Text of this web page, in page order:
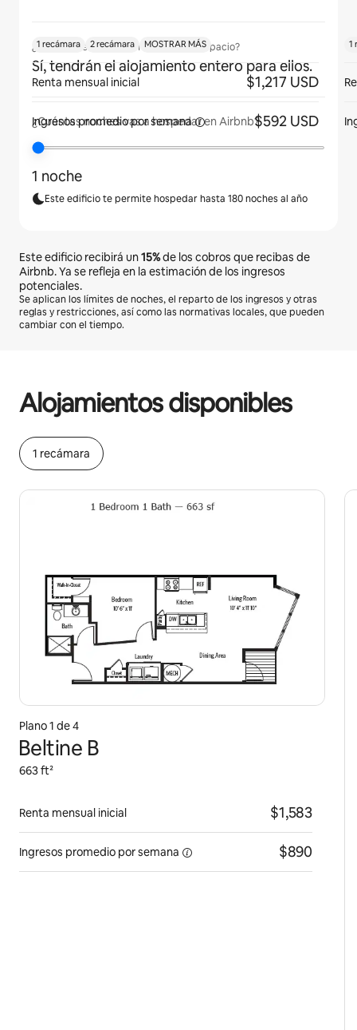
¿Los huéspedes podrán usar todo el espacio?
Sí, tendrán el alojamiento entero para ellos.
¿Cuántas noches vas a hospedar en Airbnb?
1 noche
Este edificio te permite hospedar hasta 180 noches al año
Este edificio recibirá un15%de los cobros que recibas de
Airbnb. Ya se refleja en la estimación de los ingresos
potenciales.
Se aplican los límites de noches, el reparto de los ingresos y otras
reglas y restricciones, así como las normativas locales, que pueden
cambiar con el tiempo.
Alojamientos disponibles
1 recámara
Plano 1 de 4
Beltine B
663 ft²
Renta mensual inicial $1,583
Ingresos promedio porsemana $890
1 recámara 2 recámara MOSTRAR MÁS
Renta mensual inicial $1,217 USD
Ingresos promedio porsemana $592 USD
1